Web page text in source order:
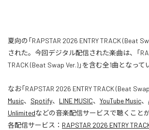
夏向の「RAPSTAR 2026 ENTRY TRACK (Beat
された。今回デジタル配信された楽曲は、「
TRACK (Beat Swap Ver.)」を含む全1曲となって
なお「RAPSTAR 2026 ENTRY TRACK (Beat
Music、 Spotify、 LINE MUSIC、 YouTube Music、
Unlimitedなどの音楽配信サービスで聴くこと
各配信サービス： RAPSTAR 2026 ENTRY